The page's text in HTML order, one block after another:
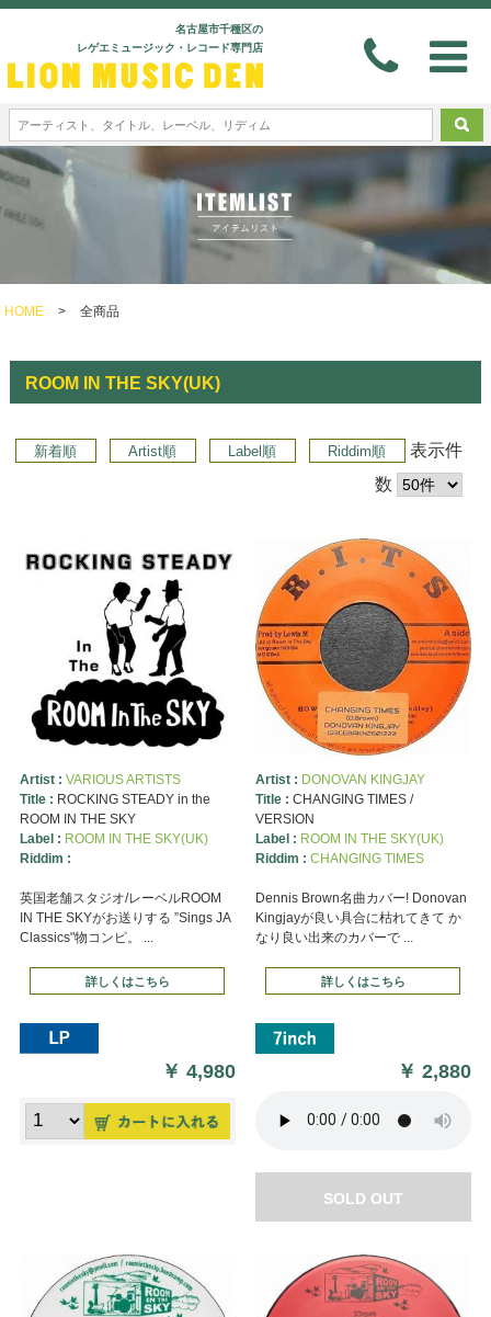
名古屋市千種区の
レゲエミュージック・レコード専門店
HOME > 全商品
ROOM IN THE SKY(UK)
新着順 Artist順 Label順 Riddim順
表示件
数
Artist : VARIOUS ARTISTS
Title : ROCKING STEADY in the
ROOM IN THE SKY
Label : ROOM IN THE SKY(UK)
Riddim :
英国老舗スタジオ/レーベルROOM
IN THE SKYがお送りする ”Sings JA
Classics"物コンピ。 ...
詳しくはこちら
￥4,980
Artist : DONOVAN KINGJAY
Title : CHANGING TIMES /
VERSION
Label : ROOM IN THE SKY(UK)
Riddim : CHANGING TIMES
Dennis Brown名曲カバー! Donovan
Kingjayが良い具合に枯れてきて か
なり良い出来のカバーで ...
詳しくはこちら
￥2,880
SOLD OUT